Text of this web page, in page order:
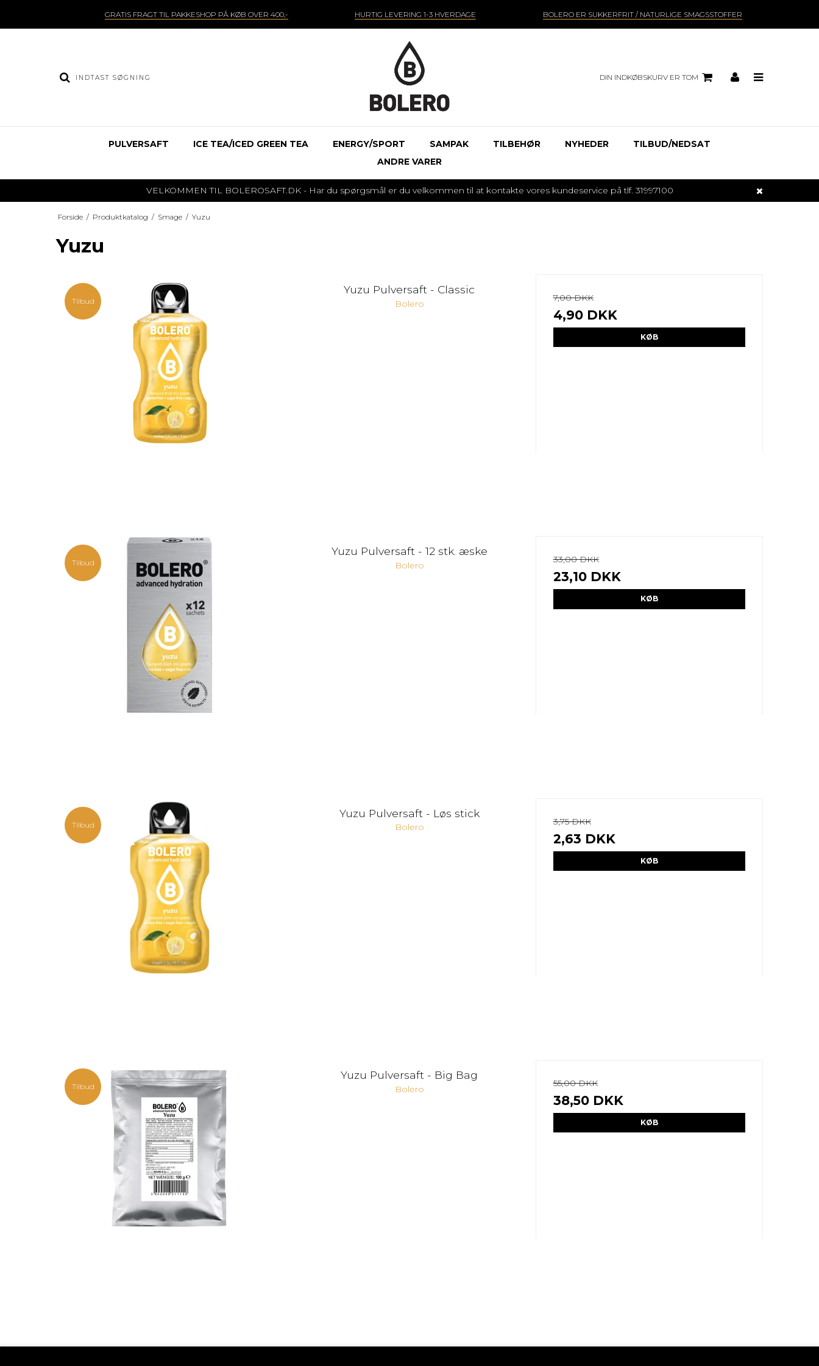
GRATIS FRAGT TIL PAKKESHOP PÅ KØB OVER 400,- HURTIG LEVERING 1-3 HVERDAGE BOLERO ER SUKKERFRIT / NATURLIGE SMAGSSTOFFER
DIN INDKØBSKURV ER TOM
PULVERSAFT ICE TEA/ICED GREEN TEA ENERGY/SPORT SAMPAK TILBEHØR NYHEDER
TILBUD/NEDSAT
ANDRE VARER
VELKOMMEN TIL BOLEROSAFT.DK - Har du spørgsmål er du velkommen til at kontakte vores kundeservice på tlf. 31997100
Forside / Produktkatalog / Smage / Yuzu
Yuzu
Tilbud
Yuzu Pulversaft - Classic
Bolero
7,00 DKK
4,90 DKK
KØB
Tilbud
Yuzu Pulversaft - 12 stk. æske
Bolero
33,00 DKK
23,10 DKK
KØB
Tilbud
Yuzu Pulversaft - Løs stick
Bolero
3,75 DKK
2,63 DKK
KØB
Tilbud
Yuzu Pulversaft - Big Bag
Bolero
55,00 DKK
38,50 DKK
KØB